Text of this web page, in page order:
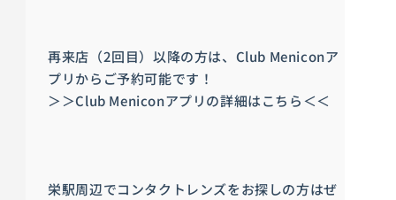
再来店（2回目）以降の方は、Club Meniconア
プリからご予約可能です！
＞＞Club Meniconアプリの詳細はこちら＜＜
栄駅周辺でコンタクトレンズをお探しの方はぜ